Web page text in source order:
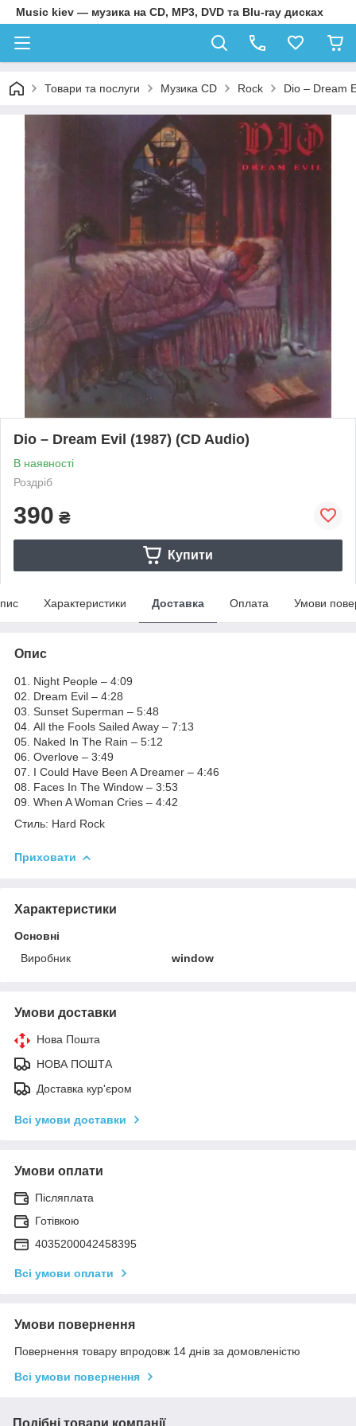
Music kiev — музика на CD, MP3, DVD та Blu-ray дисках
Товари та послуги Музика CD Rock Dio – Dream
Dio – Dream Evil (1987) (CD Audio)
В наявності
Роздріб
390 ₴
Купити
Характеристики Доставка Оплата Умови
Опис
01. Night People – 4:09
02. Dream Evil – 4:28
03. Sunset Superman – 5:48
04. All the Fools Sailed Away – 7:13
05. Naked In The Rain – 5:12
06. Overlove – 3:49
07. I Could Have Been A Dreamer – 4:46
08. Faces In The Window – 3:53
09. When A Woman Cries – 4:42
Стиль: Hard Rock
Приховати
Характеристики
Основні
Виробник
window
Умови доставки
Нова Пошта
НОВА ПОШТА
Доставка кур'єром
Всі умови доставки
Умови оплати
Післяплата
Готівкою
4035200042458395
Всі умови оплати
Умови повернення
Повернення товару впродовж 14 днів за домовленістю
Всі умови повернення
Подібні товари компанії